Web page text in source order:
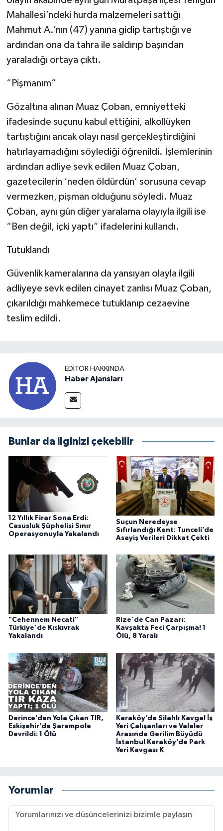
Mahallesi’ndeki hurda malzemeleri sattığı
Mahmut A.’nın (47) yanına gidip tartıştığı ve
ardından ona da tahra ile saldırıp başından
yaraladığı ortaya çıktı.
“Pişmanım”
Gözaltına alınan Muaz Çoban, emniyetteki
ifadesinde suçunu kabul ettiğini, alkollüyken
tartıştığını ancak olayı nasıl gerçekleştirdiğini
hatırlayamadığını söylediği öğrenildi. İşlemlerinin
ardından adliye sevk edilen Muaz Çoban,
gazetecilerin ‘neden öldürdün’ sorusuna cevap
vermezken, pişman olduğunu söyledi. Muaz
Çoban, aynı gün diğer yaralama olayıyla ilgili ise
“Ben değil, içki yaptı” ifadelerini kullandı.
Tutuklandı
Güvenlik kameralarına da yansıyan olayla ilgili
adliyeye sevk edilen cinayet zanlısı Muaz Çoban,
çıkarıldığı mahkemece tutuklanıp cezaevine
teslim edildi.
EDITÖR HAKKINDA
Haber Ajansları
Bunlar da ilginizi çekebilir
12 Yıllık Firar Sona Erdi:
Casusluk Şüphelisi Sınır
Operasyonuyla Yakalandı
Suçun Neredeyse
Sıfırlandığı Kent: Tunceli’de
Asayiş Verileri Dikkat Çekti
"Cehennem Necati"
Türkiye'de Kıskıvrak
Yakalandı
Rize'de Can Pazarı:
Kavşakta Feci Çarpışma! 1
Ölü, 8 Yaralı
Derince’den Yola Çıkan TIR,
Eskişehir’de Şarampole
Devrildi: 1 Ölü
Karaköy’de Silahlı Kavga! İş
Yeri Çalışanları ve Valeler
Arasında Gerilim Büyüdü
İstanbul Karaköy’de Park
Yeri Kavgası K
Yorumlar